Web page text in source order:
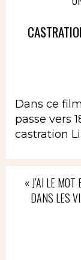
Dans ce
passe vers
castration
« J’AI LE
DANS LES